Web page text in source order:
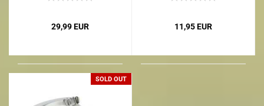
29,99 EUR 11,95 EUR
SOLD OUT